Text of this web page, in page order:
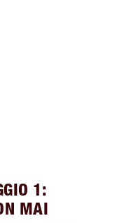
1:
MAI